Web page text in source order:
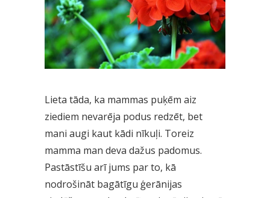
Lieta tāda, ka mammas puķēm aiz
ziediem nevarēja podus redzēt, bet
mani augi kaut kādi nīkuļi. Toreiz
mamma man deva dažus padomus.
Pastāstīšu arī jums par to, kā
nodrošināt bagātīgu ģerānijas